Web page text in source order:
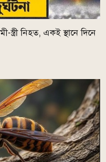
স্ত্রী নিহত, একই স্থানে দিনে